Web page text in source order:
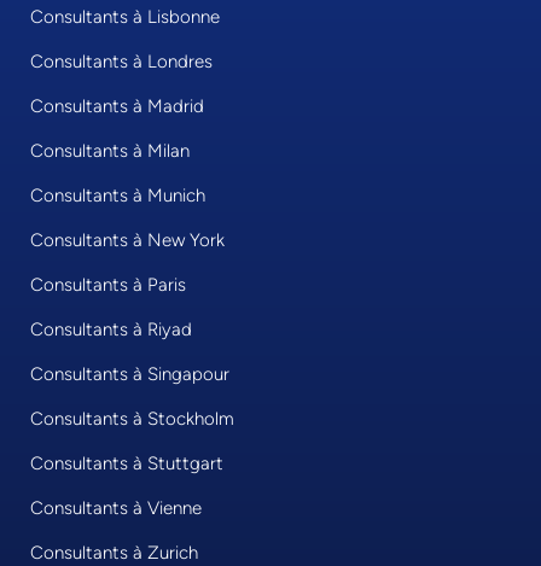
Consultants à Lisbonne
Consultants à Londres
Consultants à Madrid
Consultants à Milan
Consultants à Munich
Consultants à New York
Consultants à Paris
Consultants à Riyad
Consultants à Singapour
Consultants à Stockholm
Consultants à Stuttgart
Consultants à Vienne
Consultants à Zurich